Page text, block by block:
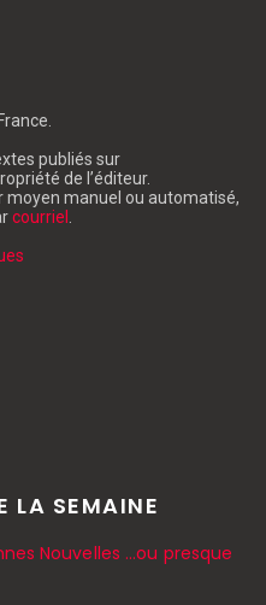
publiés sur
de l’éditeur.
moyen manuel ou automatisé,
courriel
LA SEMAINE
Nouvelles ...ou presque